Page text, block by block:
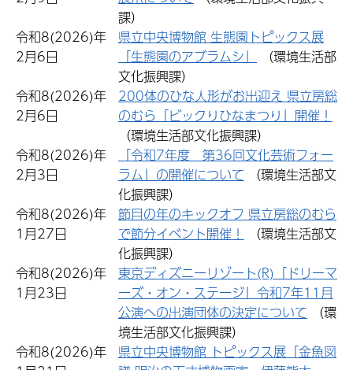
課）
令和8(2026)年
2月6日
県立中央博物館 生態園トピックス展
「生態園のアブラムシ」
文化振興課）
令和8(2026)年
2月6日
200体のひな人形がお出迎え 県立房総
のむら「ビックりひなまつり」開催！
（環境生活部文化振興課）
令和8(2026)年
2月3日
「令和7年度 第36回文化芸術フォー
ラム」の開催について
化振興課）
令和8(2026)年
1月27日
節目の年のキックオフ 県立房総のむら
で節分イベント開催！
化振興課）
令和8(2026)年
1月23日
東京ディズニーリゾート(R)「ドリーマ
ーズ・オン・ステージ」令和7年11月
公演への出演団体の決定について
境生活部文化振興課）
令和8(2026)年
県立中央博物館 トピックス展「金魚図